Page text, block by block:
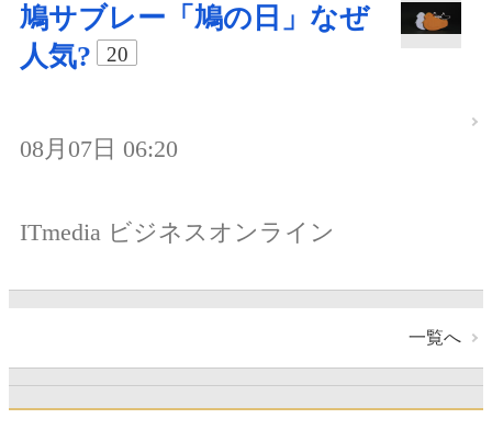
鳩サブレー「鳩の日」なぜ
人気?
20
08月07日 06:20
ITmedia ビジネスオンライン
一覧へ